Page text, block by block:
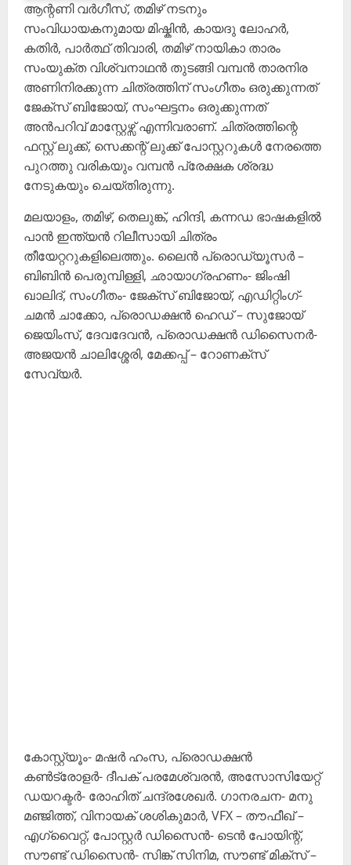
ആന്റണി വർഗീസ്, തമിഴ് നടനും
സംവിധായകനുമായ മിഷ്കിൻ, കായദു ലോഹർ,
കതിർ, പാർത്ഥ് തിവാരി, തമിഴ് നായികാ താരം
സംയുക്ത വിശ്വനാഥൻ തുടങ്ങി വമ്പൻ താരനിര
അണിനിരക്കുന്ന ചിത്രത്തിന് സംഗീതം ഒരുക്കുന്നത്
ജേക്സ് ബിജോയ്, സംഘട്ടനം ഒരുക്കുന്നത്
അൻപറിവ്‌ മാസ്റ്റേഴ്സ് എന്നിവരാണ്. ചിത്രത്തിന്റെ
ഫസ്റ്റ് ലുക്ക്, സെക്കന്റ് ലുക്ക് പോസ്റ്ററുകൾ നേരത്തെ
പുറത്തു വരികയും വമ്പൻ പ്രേക്ഷക ശ്രദ്ധ
നേടുകയും ചെയ്തിരുന്നു.
മലയാളം, തമിഴ്, തെലുങ്ക്, ഹിന്ദി, കന്നഡ ഭാഷകളിൽ
പാൻ ഇന്ത്യൻ റിലീസായി ചിത്രം
തീയേറ്ററുകളിലെത്തും. ലൈൻ പ്രൊഡ്യൂസർ –
ബിബിൻ പെരുമ്പിള്ളി, ഛായാഗ്രഹണം- ജിംഷി
ഖാലിദ്, സംഗീതം- ജേക്സ് ബിജോയ്, എഡിറ്റിംഗ്-
ചമൻ ചാക്കോ, പ്രൊഡക്ഷൻ ഹെഡ് – സുജോയ്
ജെയിംസ്, ദേവദേവൻ, പ്രൊഡക്ഷൻ ഡിസൈനർ-
അജയൻ ചാലിശ്ശേരി, മേക്കപ്പ് – റോണക്സ്
സേവ്യർ.
കോസ്റ്റ്യൂം- മഷർ ഹംസ, പ്രൊഡക്ഷൻ
കൺട്രോളർ- ദീപക് പരമേശ്വരൻ, അസോസിയേറ്റ്
ഡയറക്ടർ- രോഹിത് ചന്ദ്രശേഖർ. ഗാനരചന- മനു
മഞ്ജിത്ത്, വിനായക് ശശികുമാർ, VFX – തൗഫീഖ് –
എഗ്‌വൈറ്റ്, പോസ്റ്റർ ഡിസൈൻ- ടെൻ പോയിന്റ്,
സൗണ്ട് ഡിസൈൻ- സിങ്ക് സിനിമ, സൗണ്ട് മിക്സ് –